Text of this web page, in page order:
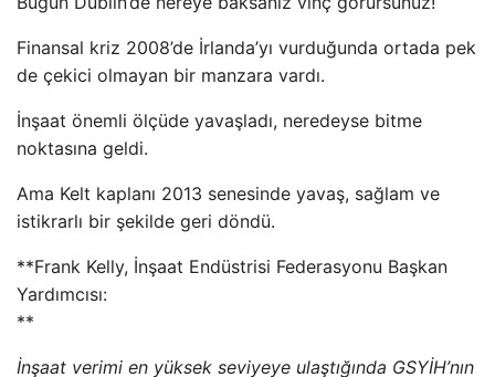
Finansal kriz 2008’de İrlanda’yı vurduğunda ortada pek
de çekici olmayan bir manzara vardı.
İnşaat önemli ölçüde yavaşladı, neredeyse bitme
noktasına geldi.
Ama Kelt kaplanı 2013 senesinde yavaş, sağlam ve
istikrarlı bir şekilde geri döndü.
**Frank Kelly, İnşaat Endüstrisi Federasyonu Başkan
Yardımcısı:
**
İnşaat verimi en yüksek seviyeye ulaştığında GSYİH’nın